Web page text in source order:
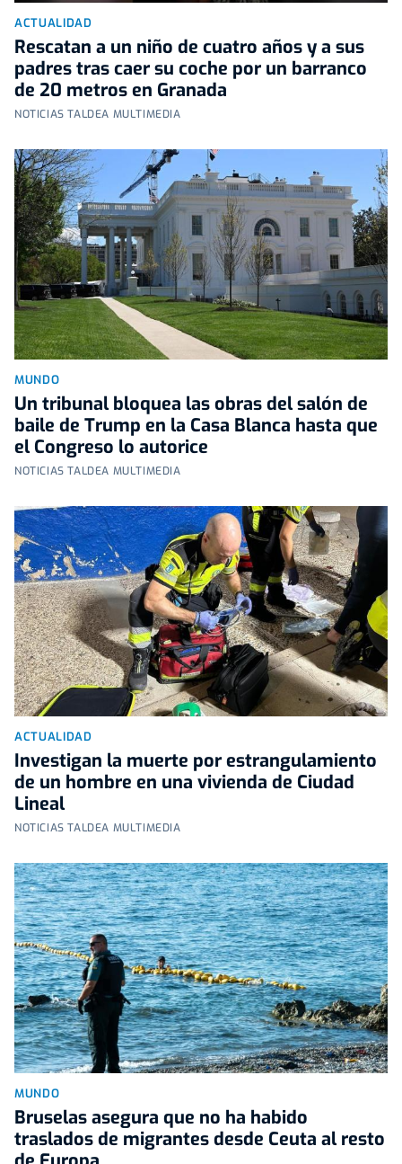
ACTUALIDAD
Rescatan a un niño de cuatro años y a sus
padres tras caer su coche por un barranco
de 20 metros en Granada
NOTICIAS TALDEA MULTIMEDIA
MUNDO
Un tribunal bloquea las obras del salón de
baile de Trump en la Casa Blanca hasta que
el Congreso lo autorice
NOTICIAS TALDEA MULTIMEDIA
ACTUALIDAD
Investigan la muerte por estrangulamiento
de un hombre en una vivienda de Ciudad
Lineal
NOTICIAS TALDEA MULTIMEDIA
MUNDO
Bruselas asegura que no ha habido
traslados de migrantes desde Ceuta al resto